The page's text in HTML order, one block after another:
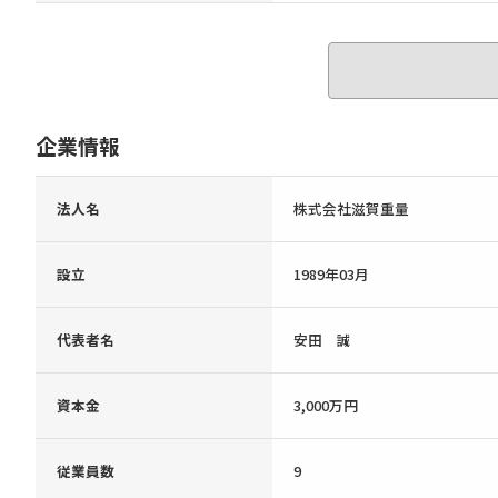
企業情報
法人名 株式会社滋賀重量
設立 1989年03月
代表者名 安田 誠
資本金 3,000万円
従業員数 9